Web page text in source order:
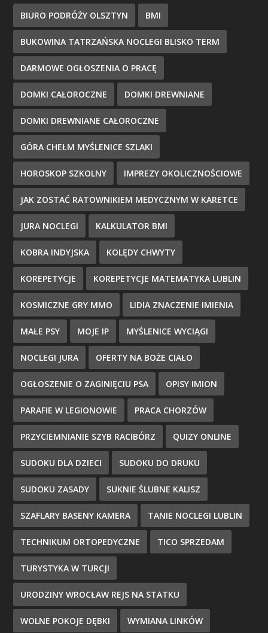
BIURO PODRÓŻY OLSZTYN BMI
BUKOWINA TATRZAŃSKA NOCLEGI BLISKO TERM
DARMOWE OGŁOSZENIA O PRACĘ
DOMKI CAŁOROCZNE DOMKI DREWNIANE
DOMKI DREWNIANE CAŁOROCZNE
GÓRA CHEŁM MYŚLENICE SZLAKI
HOROSKOP SZKOLNY IMPREZY OKOLICZNOŚCIOWE
JAK ZOSTAĆ RATOWNIKIEM MEDYCZNYM W KARETCE
JURA NOCLEGI KALKULATOR BMI
KOBRA INDYJSKA KOLĘDY CHWYTY
KOREPETYCJE KOREPETYCJE MATEMATYKA LUBLIN
KOSMICZNE GRY MMO LIDIA ZNACZENIE IMIENIA
MAŁE PSY MOJE IP MYŚLENICE WYCIĄGI
NOCLEGI JURA OFERTY NA BOŻE CIAŁO
OGŁOSZENIE O ZAGINIĘCIU PSA OPISY IMION
PARAFIE W LEGIONOWIE PRACA CHORZÓW
PRZYCIEMNIANIE SZYB RACIBÓRZ QUIZY ONLINE
SUDOKU DLA DZIECI SUDOKU DO DRUKU
SUDOKU ZASADY SUKNIE ŚLUBNE KALISZ
SZAFLARY BASENY KAMERA TANIE NOCLEGI LUBLIN
TECHNIKUM ORTOPEDYCZNE TICO SPRZEDAM
TURYSTYKA W TURCJI
URODZINY WROCŁAW REJS NA STATKU
WOLNE POKOJE DĘBKI WYMIANA LINKÓW